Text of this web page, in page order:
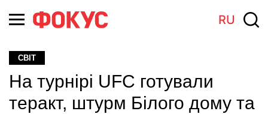
RU
СВІТ
На турнірі UFC готували
теракт, штурм Білого дому та